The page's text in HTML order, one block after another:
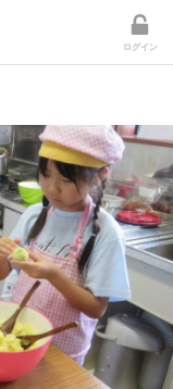
ログイン